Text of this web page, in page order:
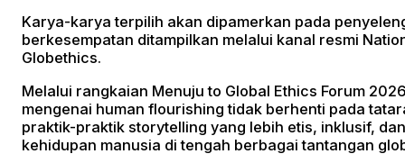
Karya-karya terpilih akan dipamerkan pada
berkesempatan ditampilkan melalui kanal resmi
Globethics.
Melalui rangkaian Menuju to Global Ethics Forum
mengenai human flourishing tidak berhenti pada
praktik-praktik storytelling yang lebih etis, inklusif,
kehidupan manusia di tengah berbagai tantangan